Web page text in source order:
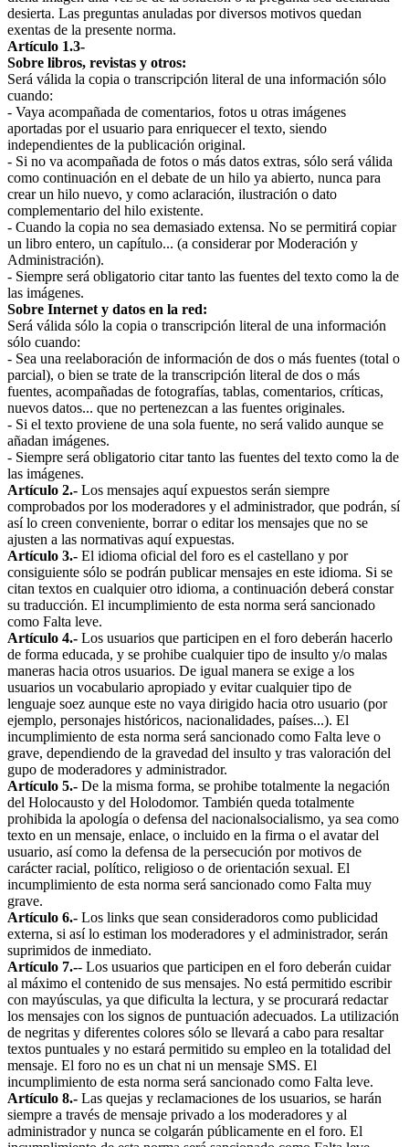
desierta. Las preguntas anuladas por diversos motivos quedan
exentas de la presente norma.
Artículo 1.3-
Sobre libros, revistas y otros:
Será válida la copia o transcripción literal de una información sólo
cuando:
- Vaya acompañada de comentarios, fotos u otras imágenes
aportadas por el usuario para enriquecer el texto, siendo
independientes de la publicación original.
- Si no va acompañada de fotos o más datos extras, sólo será válida
como continuación en el debate de un hilo ya abierto, nunca para
crear un hilo nuevo, y como aclaración, ilustración o dato
complementario del hilo existente.
- Cuando la copia no sea demasiado extensa. No se permitirá copiar
un libro entero, un capítulo... (a considerar por Moderación y
Administración).
- Siempre será obligatorio citar tanto las fuentes del texto como la de
las imágenes.
Sobre Internet y datos en la red:
Será válida sólo la copia o transcripción literal de una información
sólo cuando:
- Sea una reelaboración de información de dos o más fuentes (total o
parcial), o bien se trate de la transcripción literal de dos o más
fuentes, acompañadas de fotografías, tablas, comentarios, críticas,
nuevos datos... que no pertenezcan a las fuentes originales.
- Si el texto proviene de una sola fuente, no será valido aunque se
añadan imágenes.
- Siempre será obligatorio citar tanto las fuentes del texto como la de
las imágenes.
Artículo 2.- Los mensajes aquí expuestos serán siempre
comprobados por los moderadores y el administrador, que podrán, sí
así lo creen conveniente, borrar o editar los mensajes que no se
ajusten a las normativas aquí expuestas.
Artículo 3.- El idioma oficial del foro es el castellano y por
consiguiente sólo se podrán publicar mensajes en este idioma. Si se
citan textos en cualquier otro idioma, a continuación deberá constar
su traducción. El incumplimiento de esta norma será sancionado
como Falta leve.
Artículo 4.- Los usuarios que participen en el foro deberán hacerlo
de forma educada, y se prohibe cualquier tipo de insulto y/o malas
maneras hacia otros usuarios. De igual manera se exige a los
usuarios un vocabulario apropiado y evitar cualquier tipo de
lenguaje soez aunque este no vaya dirigido hacia otro usuario (por
ejemplo, personajes históricos, nacionalidades, países...). El
incumplimiento de esta norma será sancionado como Falta leve o
grave, dependiendo de la gravedad del insulto y tras valoración del
gupo de moderadores y administrador.
Artículo 5.- De la misma forma, se prohibe totalmente la negación
del Holocausto y del Holodomor. También queda totalmente
prohibida la apología o defensa del nacionalsocialismo, ya sea como
texto en un mensaje, enlace, o incluido en la firma o el avatar del
usuario, así como la defensa de la persecución por motivos de
carácter racial, político, religioso o de orientación sexual. El
incumplimiento de esta norma será sancionado como Falta muy
grave.
Artículo 6.- Los links que sean consideradoros como publicidad
externa, si así lo estiman los moderadores y el administrador, serán
suprimidos de inmediato.
Artículo 7.-- Los usuarios que participen en el foro deberán cuidar
al máximo el contenido de sus mensajes. No está permitido escribir
con mayúsculas, ya que dificulta la lectura, y se procurará redactar
los mensajes con los signos de puntuación adecuados. La utilización
de negritas y diferentes colores sólo se llevará a cabo para resaltar
textos puntuales y no estará permitido su empleo en la totalidad del
mensaje. El foro no es un chat ni un mensaje SMS. El
incumplimiento de esta norma será sancionado como Falta leve.
Artículo 8.- Las quejas y reclamaciones de los usuarios, se harán
siempre a través de mensaje privado a los moderadores y al
administrador y nunca se colgarán públicamente en el foro. El